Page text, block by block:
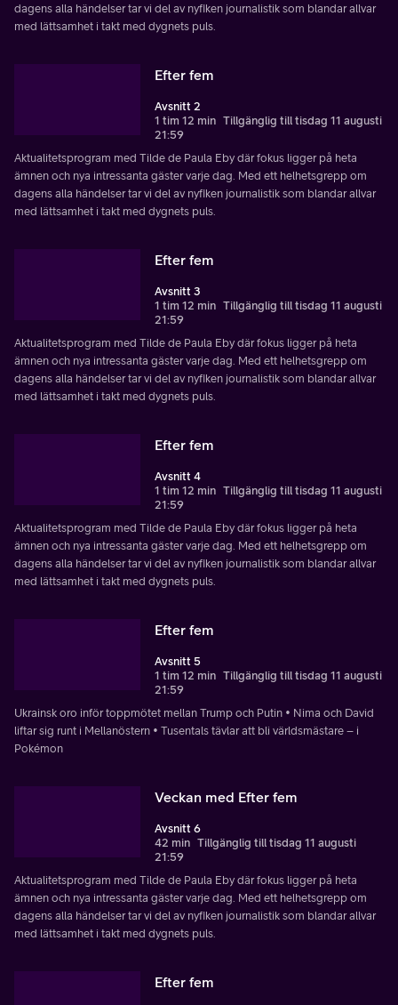
dagens alla händelser tar vi del av nyfiken journalistik som blandar allvar
med lättsamhet i takt med dygnets puls.
Efter fem
Avsnitt 2
1 tim 12 min Tillgänglig till tisdag 11 augusti
21:59
Aktualitetsprogram med Tilde de Paula Eby där fokus ligger på heta
ämnen och nya intressanta gäster varje dag. Med ett helhetsgrepp om
dagens alla händelser tar vi del av nyfiken journalistik som blandar allvar
med lättsamhet i takt med dygnets puls.
Efter fem
Avsnitt 3
1 tim 12 min Tillgänglig till tisdag 11 augusti
21:59
Aktualitetsprogram med Tilde de Paula Eby där fokus ligger på heta
ämnen och nya intressanta gäster varje dag. Med ett helhetsgrepp om
dagens alla händelser tar vi del av nyfiken journalistik som blandar allvar
med lättsamhet i takt med dygnets puls.
Efter fem
Avsnitt 4
1 tim 12 min Tillgänglig till tisdag 11 augusti
21:59
Aktualitetsprogram med Tilde de Paula Eby där fokus ligger på heta
ämnen och nya intressanta gäster varje dag. Med ett helhetsgrepp om
dagens alla händelser tar vi del av nyfiken journalistik som blandar allvar
med lättsamhet i takt med dygnets puls.
Efter fem
Avsnitt 5
1 tim 12 min Tillgänglig till tisdag 11 augusti
21:59
Ukrainsk oro inför toppmötet mellan Trump och Putin • Nima och David
liftar sig runt i Mellanöstern • Tusentals tävlar att bli världsmästare – i
Pokémon
Veckan med Efter fem
Avsnitt 6
42 min Tillgänglig till tisdag 11 augusti
21:59
Aktualitetsprogram med Tilde de Paula Eby där fokus ligger på heta
ämnen och nya intressanta gäster varje dag. Med ett helhetsgrepp om
dagens alla händelser tar vi del av nyfiken journalistik som blandar allvar
med lättsamhet i takt med dygnets puls.
Efter fem